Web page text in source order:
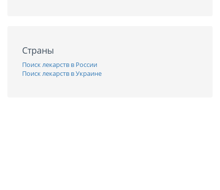
Страны
Поиск лекарств в России
Поиск лекарств в Украине